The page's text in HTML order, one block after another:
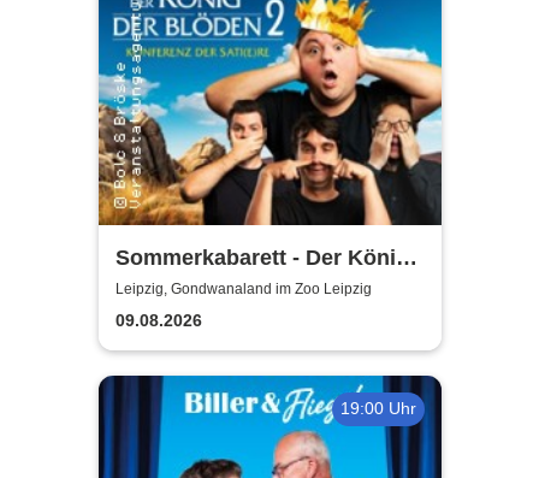
Sommerkabarett - Der König
der Blöden 2 | Central
Kabarett Leipzig
Leipzig, Gondwanaland im Zoo Leipzig
09.08.2026
19:00 Uhr